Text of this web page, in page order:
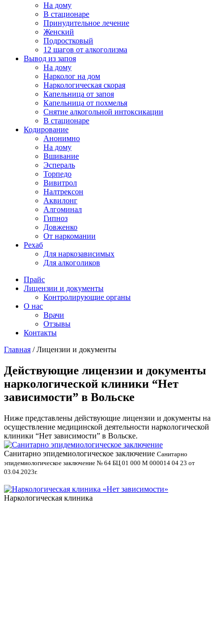
На дому
В стационаре
Принудительное лечение
Женский
Подростковый
12 шагов от алкоголизма
Вывод из запоя
На дому
Нарколог на дом
Наркологическая скорая
Капельница от запоя
Капельница от похмелья
Снятие алкогольной интоксикации
В стационаре
Кодирование
Анонимно
На дому
Вшивание
Эспераль
Торпедо
Вивитрол
Налтрексон
Аквилонг
Алгоминал
Гипноз
Довженко
От наркомании
Рехаб
Для наркозависимых
Для алкоголиков
Прайс
Лицензии и документы
Контролирующие органы
О нас
Врачи
Отзывы
Контакты
Главная /Лицензии и документы
Действующие лицензии и документы
наркологической клиники “Нет
зависимости” в Вольске
Ниже представлены действующие лицензии и документы на
осуществление медицинской деятельности наркологической
клиники “Нет зависимости” в Вольске.
Санитарно эпидемиологическое заключение Санитарно
эпидемиологическое заключение № 64 БЦ 01 000 М 000014 04 23 от
03.04.2023г.
Наркологическая клиника